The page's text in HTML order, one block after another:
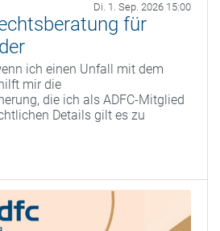
Di. 1. Sep. 2026 15:00
für
ich einen Unfall mit dem
mir die
die ich als ADFC-Mitglied
Details gilt es zu